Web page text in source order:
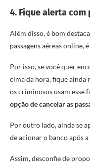
4. Fique alerta
Além disso, é bom
passagens aéreas online,
Por isso, se você quer
cima da hora, fique ainda
os criminosos usam esse
opção decancelar as
Por outro lado, ainda se
de acionar o banco após
Assim, desconfie de